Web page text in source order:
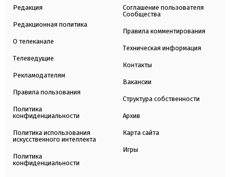
Редакция
Редакционная политика
О телеканале
Телеведущие
Рекламодателям
Правила пользования
Политика
конфиденциальности
Политика использования
искусственного интеллекта
Политика
конфиденциальности
Соглашение пользователя
Сообщества
Правила комментирования
Техническая информация
Контакты
Вакансии
Структура собственности
Архив
Карта сайта
Игры